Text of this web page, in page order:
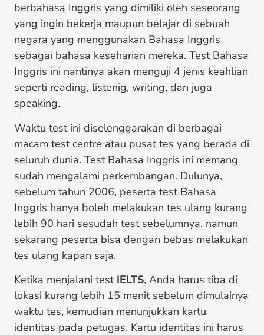
berbahasa Inggris yang dimiliki oleh seseorang
yang ingin bekerja maupun belajar di sebuah
negara yang menggunakan Bahasa Inggris
sebagai bahasa keseharian mereka. Test Bahasa
Inggris ini nantinya akan menguji 4 jenis keahlian
seperti reading, listenig, writing, dan juga
speaking.
Waktu test ini diselenggarakan di berbagai
macam test centre atau pusat tes yang berada di
seluruh dunia. Test Bahasa Inggris ini memang
sudah mengalami perkembangan. Dulunya,
sebelum tahun 2006, peserta test Bahasa
Inggris hanya boleh melakukan tes ulang kurang
lebih 90 hari sesudah test sebelumnya, namun
sekarang peserta bisa dengan bebas melakukan
tes ulang kapan saja.
Ketika menjalani test IELTS, Anda harus tiba di
lokasi kurang lebih 15 menit sebelum dimulainya
waktu tes, kemudian menunjukkan kartu
identitas pada petugas. Kartu identitas ini harus